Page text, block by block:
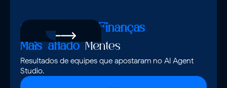
Confiado por Finanças
Mais afiadoMentes
Resultados de equipes que apostaram no AI Agent
Studio.